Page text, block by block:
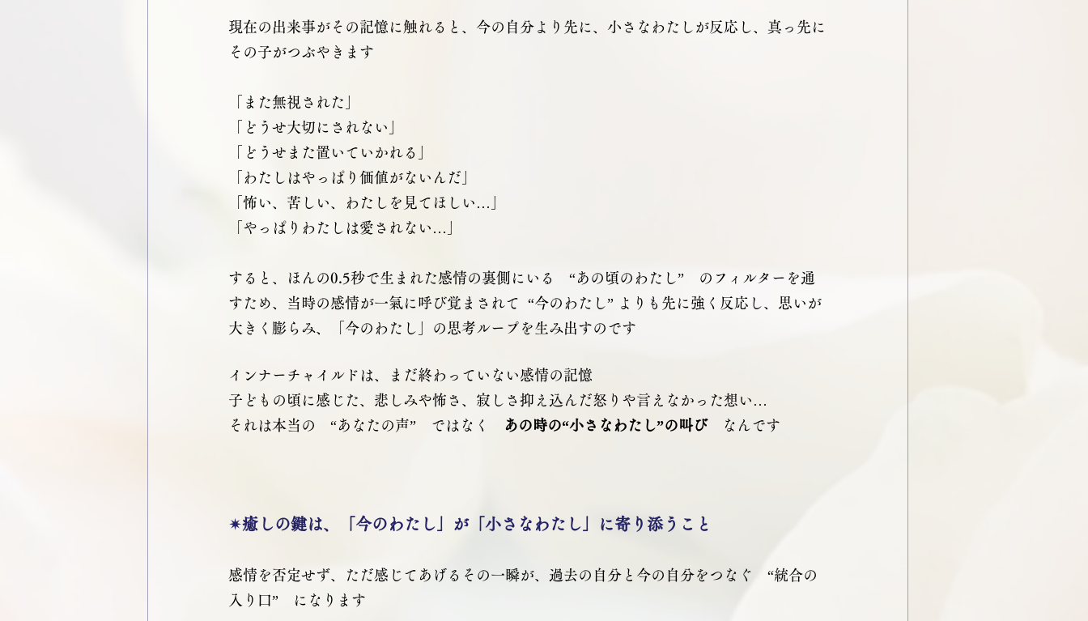
現在の出来事がその記憶に触れると、今の自分より先に、小さなわたしが反応し、真っ先に
その子がつぶやきます
「また無視された」
「どうせ大切にされない」
「どうせまた置いていかれる」
「わたしはやっぱり価値がないんだ」
「怖い、苦しい、わたしを見てほしい…」
「やっぱりわたしは愛されない…」
すると、ほんの0.5秒で生まれた感情の裏側にいる　“あの頃のわたし”　のフィルターを通
すため、当時の感情が一氣に呼び覚まされて  “今のわたし” よりも先に強く反応し、思いが
大きく膨らみ、「今のわたし」の思考ループを生み出すのです
インナーチャイルドは、まだ終わっていない感情の記憶
子どもの頃に感じた、悲しみや怖さ、寂しさ抑え込んだ怒りや言えなかった想い…
それは本当の　“あなたの声”　ではなく
あの時の“小さなわたし”の叫び なんです
✴癒しの鍵は、「今のわたし」が「小さなわたし」に寄り添うこと
感情を否定せず、ただ感じてあげるその一瞬が、過去の自分と今の自分をつなぐ　“統合の
入り口”　になります